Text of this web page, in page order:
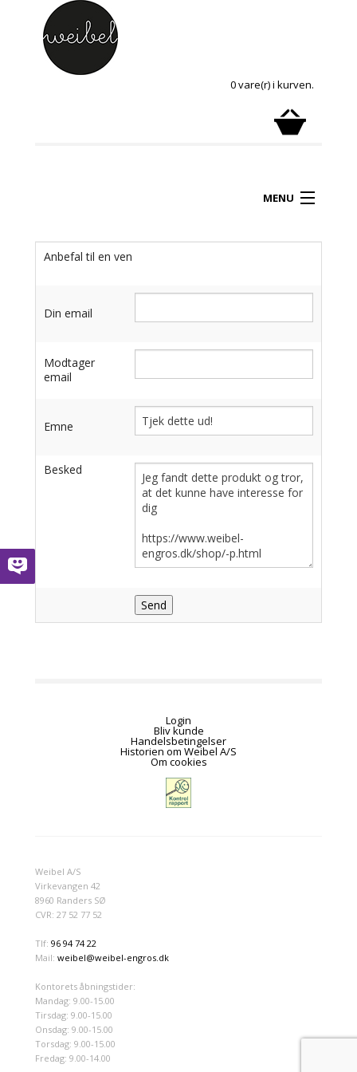
0 vare(r) i kurven.
MENU
Anbefal til en ven
Din email
Modtager
email
Emne
Besked
Login
Bliv kunde
Handelsbetingelser
Historien om Weibel A/S
Om cookies
Weibel A/S
Virkevangen 42
8960 Randers SØ
CVR: 27 52 77 52
Tlf: 96 94 74 22
Mail: weibel@weibel-engros.dk
Kontorets åbningstider:
Mandag: 9.00-15.00
Tirsdag: 9.00-15.00
Onsdag: 9.00-15.00
Torsdag: 9.00-15.00
Fredag: 9.00-14.00